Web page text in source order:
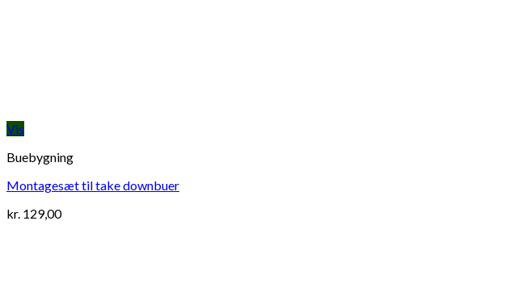
Vis
Buebygning
Montagesæt til take downbuer
kr. 129,00